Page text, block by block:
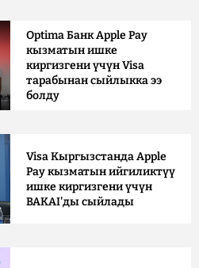
Optima Банк Apple Pay
кызматын ишке
киргизгени үчүн Visa
тарабынан сыйлыкка ээ
болду
Visa Кыргызстанда Apple
Pay кызматын ийгиликтүү
ишке киргизгени үчүн
BAKAI'ды сыйлады